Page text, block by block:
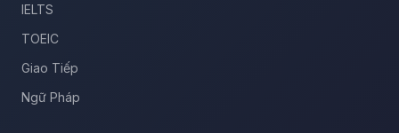
IELTS
TOEIC
Giao Tiếp
Ngữ Pháp